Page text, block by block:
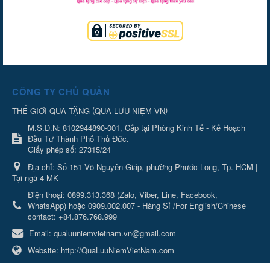
CÔNG TY CHỦ QUẢN
THẾ GIỚI QUÀ TẶNG (QUÀ LƯU NIỆM VN)
M.S.D.N: 8102944890-001, Cấp tại Phòng Kinh Tế - Kế Hoạch
Đầu Tư Thành Phố Thủ Đức.
Giấy phép số: 27315/24
Địa chỉ: Số 151 Võ Nguyên Giáp, phường Phước Long, Tp. HCM |
Tại ngã 4 MK
Điện thoại: 0899.313.368 (Zalo, Viber, Line, Facebook,
WhatsApp) hoặc 0909.002.007 - Hàng Sỉ /For English/Chinese
contact: +84.876.768.999
Email: qualuuniemvietnam.vn@gmail.com
Website: http://QuaLuuNiemVietNam.com